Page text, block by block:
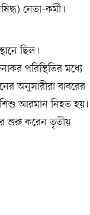
নেতা-কর্মী।
ছিল।
পরিস্থিতির মধ্যে
অনুসারীরা বাবরের
আরমান নিহত হয়।
শুরু করেন তৃতীয়